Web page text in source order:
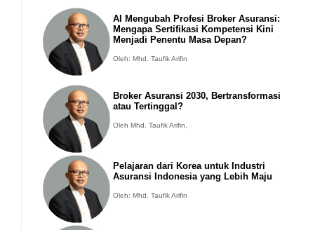
AI Mengubah Profesi Broker Asuransi:
Mengapa Sertifikasi Kompetensi Kini
Menjadi Penentu Masa Depan?
Oleh: Mhd. Taufik Arifin
Broker Asuransi 2030, Bertransformasi
atau Tertinggal?
Oleh Mhd. Taufik Arifin,
Pelajaran dari Korea untuk Industri
Asuransi Indonesia yang Lebih Maju
Oleh: Mhd. Taufik Arifin